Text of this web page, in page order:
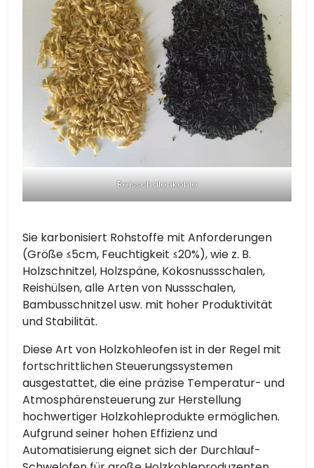
Reisschalenkohle
Sie karbonisiert Rohstoffe mit Anforderungen
(Größe ≤5cm, Feuchtigkeit ≤20%), wie z. B.
Holzschnitzel, Holzspäne, Kokosnussschalen,
Reishülsen, alle Arten von Nussschalen,
Bambusschnitzel usw. mit hoher Produktivität
und Stabilität.
Diese Art von Holzkohleofen ist in der Regel mit
fortschrittlichen Steuerungssystemen
ausgestattet, die eine präzise Temperatur- und
Atmosphärensteuerung zur Herstellung
hochwertiger Holzkohleprodukte ermöglichen.
Aufgrund seiner hohen Effizienz und
Automatisierung eignet sich der Durchlauf-